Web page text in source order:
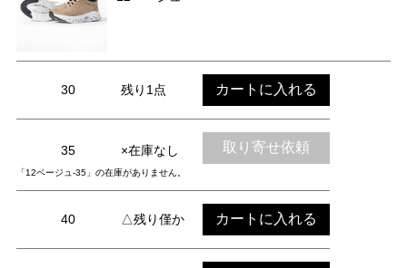
30 残り1点 カートに入れる
35 ×在庫なし 取り寄せ依頼
「12ベージュ-35」の在庫がありません。
40 △残り僅か カートに入れる